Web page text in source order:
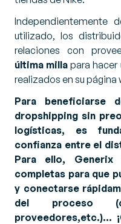
Independientemente
utilizado, los
relaciones con
última milla para
realizados en su página
Para beneficiarse
dropshipping sin
logísticas, es
confianza entre el
Para ello, Generix
completas para que
y conectarse
del proceso
proveedores,etc.)…